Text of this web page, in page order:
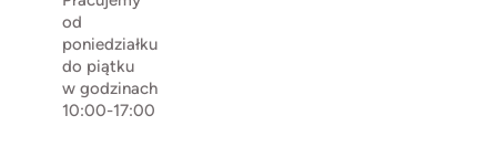
od
poniedziałku
do piątku
w godzinach
10:00-17:00